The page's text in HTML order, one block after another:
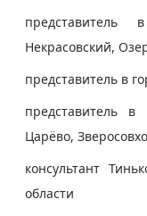
представитель
Некрасовский,
представитель в
представитель в
Царёво,
консультант
области